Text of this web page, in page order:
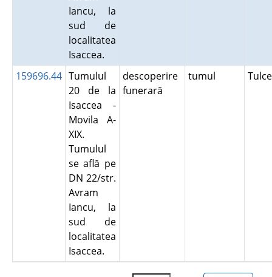
Iancu, la
sud de
localitatea
Isaccea.
159696.44 Tumulul
20 de la
Isaccea -
Movila A-
XIX.
Tumulul
se află pe
DN 22/str.
Avram
Iancu, la
sud de
localitatea
Isaccea.
descoperire
funerară
tumul